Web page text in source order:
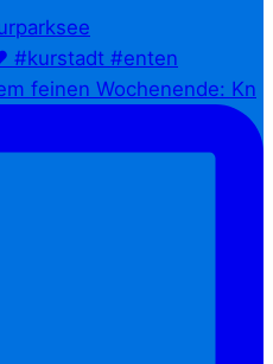
feinen Wochenende: Kn